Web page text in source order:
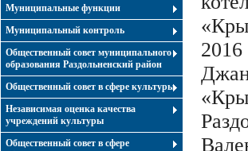
Муниципальные функции
Муниципальный контроль
Общественный совет муниципального
образования Раздольненский район
Общественный совет в сфере культуры
Независимая оценка качества
учреждений культуры
Общественный совет в сфере